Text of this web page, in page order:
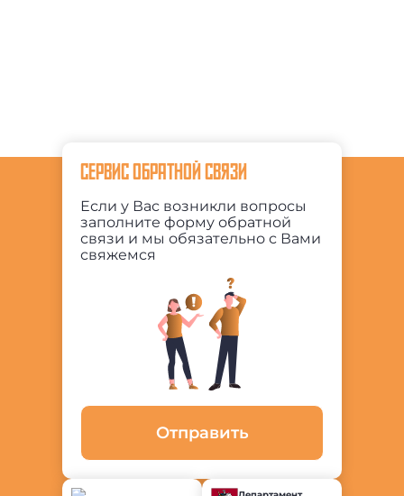
СЕРВИС ОБРАТНОЙ СВЯЗИ
Если у Вас возникли вопросы
заполните форму обратной
связи и мы обязательно с Вами
свяжемся
Отправить